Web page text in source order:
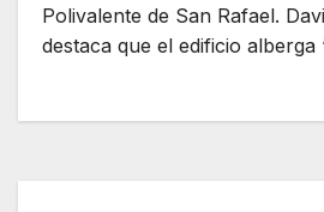
Polivalente de San Rafael.
destaca que el edificio